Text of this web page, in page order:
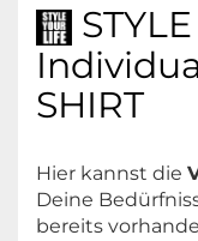
gerade
Rundhals-
Motiv-
PFLEGETIPPS:
Für
... der Umwelt
SHIRT
Hier kannst die
Deine
bereits